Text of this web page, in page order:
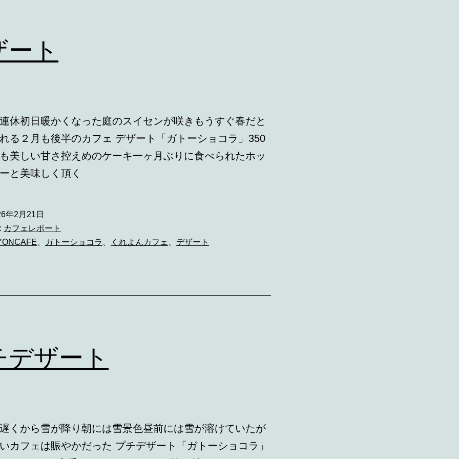
ト
休初日暖かくなった庭のスイセンが咲きもうすぐ春だと
る２月も後半のカフェ デザート「ガトーショコラ」350
美しい甘さ控えめのケーキ一ヶ月ぶりに食べられたホッ
と美味しく頂く
年2月21日
カフェレポート
ガトーショコラ くれよんカフェ デザート
ザート
くから雪が降り朝には雪景色昼前には雪が溶けていたが
カフェは賑やかだった プチデザート「ガトーショコラ」